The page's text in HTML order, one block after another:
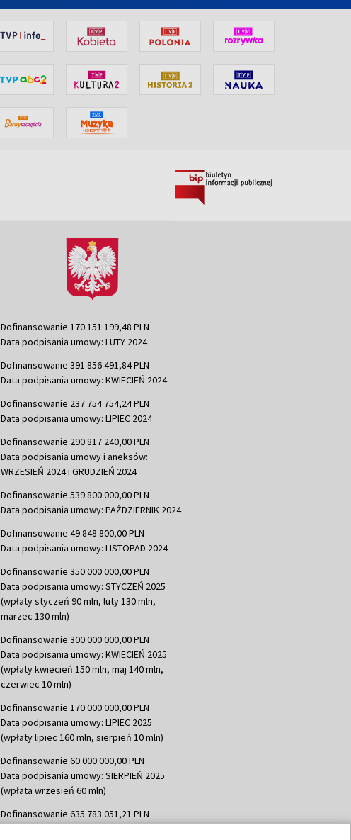
Dofinansowanie 170 151 199,48 PLN
Data podpisania umowy: LUTY 2024
Dofinansowanie 391 856 491,84 PLN
Data podpisania umowy: KWIECIEŃ 2024
Dofinansowanie 237 754 754,24 PLN
Data podpisania umowy: LIPIEC 2024
Dofinansowanie 290 817 240,00 PLN
Data podpisania umowy i aneksów:
WRZESIEŃ 2024 i GRUDZIEŃ 2024
Dofinansowanie 539 800 000,00 PLN
Data podpisania umowy: PAŹDZIERNIK 2024
Dofinansowanie 49 848 800,00 PLN
Data podpisania umowy: LISTOPAD 2024
Dofinansowanie 350 000 000,00 PLN
Data podpisania umowy: STYCZEŃ 2025
(wpłaty styczeń 90 mln, luty 130 mln,
marzec 130 mln)
Dofinansowanie 300 000 000,00 PLN
Data podpisania umowy: KWIECIEŃ 2025
(wpłaty kwiecień 150 mln, maj 140 mln,
czerwiec 10 mln)
Dofinansowanie 170 000 000,00 PLN
Data podpisania umowy: LIPIEC 2025
(wpłaty lipiec 160 mln, sierpień 10 mln)
Dofinansowanie 60 000 000,00 PLN
Data podpisania umowy: SIERPIEŃ 2025
(wpłata wrzesień 60 mln)
Dofinansowanie 635 783 051,21 PLN